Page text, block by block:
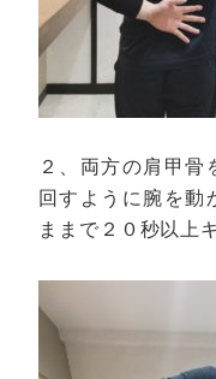
２、両方の肩甲骨
回すように腕を動
ままで２０秒以上